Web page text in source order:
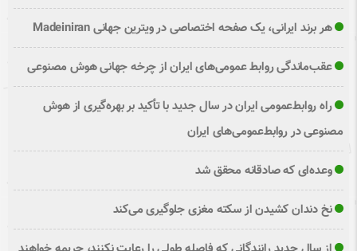
هر برند ایرانی، یک صفحه اختصاصی در ویترین جهانی Madeiniran
عقب‌ماندگی روابط عمومی‌های ایران از چرخه جهانی هوش مصنوعی
راه روابط‌عمومی ایران در سال جدید با تأکید بر بهره‌گیری از هوش
مصنوعی در روابط‌عمومی‌های ایران
وعده‌ای که صادقانه محقق شد
نخ دندان کشیدن از سکته مغزی جلوگیری می‌کند